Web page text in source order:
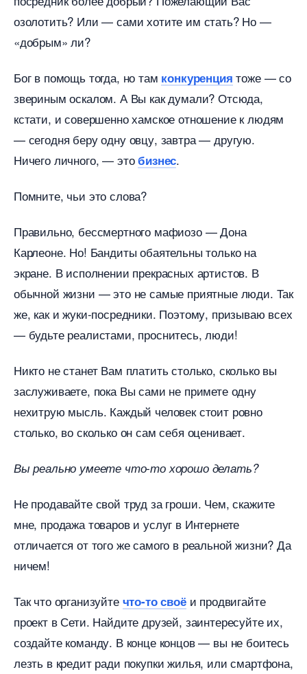
озолотить? Или — сами хотите им стать? Но —
«добрым» ли?
Бог в помощь тогда, но там конкуренция тоже — со
звериным оскалом. А Вы как думали? Отсюда,
кстати, и совершенно хамское отношение к людям
— сегодня беру одну овцу, завтра — другую.
Ничего личного, — этоизнес.
Помните, чьи это слова?
Правильно, бессмертного мафиозо — Дона
Карлеоне. Но! Бандиты обаятельны только на
экране. В исполнении прекрасных артистов.
обычной жизни — это не самые приятные люди. Так
же, как и жуки-посредники. Поэтому, призываю всех
— будьте реалистами, проснитесь, люди!
Никто не станет Вам платить столько, сколько вы
заслуживаете, пока Вы сами не примете одну
нехитрую мысль. Каждый человек стоит ровно
столько, во сколько он сам себя оценивает.
ы реально умеете что-то хорошо делать?
Не продавайте свой труд за гроши. Чем, скажите
мне, продажа товаров и услуг в Интернете
отличается от того же самого в реальной жизни? Да
ничем!
Так что организуйте что-то своёи продвигайте
проект в Сети. Найдите друзей, заинтересуйте их,
создайте команду. В конце концов — вы не боитесь
лезть в кредит ради покупки жилья, или смартфона,